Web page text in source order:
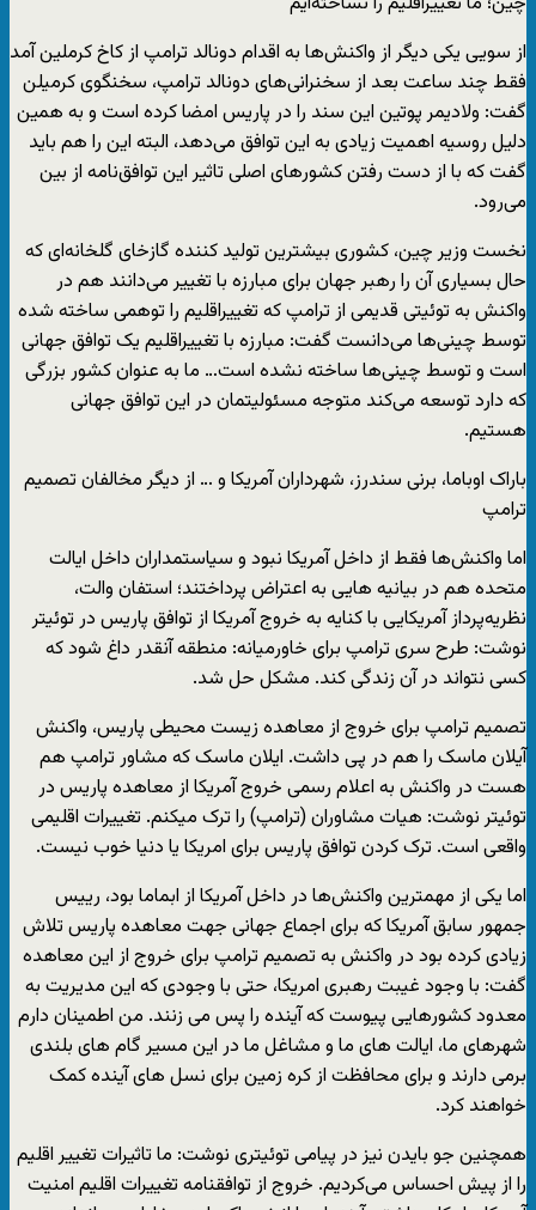
از سویی یکی دیگر از واکنش‌ها به اقدام دونالد ترامپ از کاخ کرملین آمد
فقط چند ساعت بعد از سخنرانی‌های دونالد ترامپ، سخنگوی کرمیلن
گفت: ولادیمر پوتین این سند را در پاریس امضا کرده است و به همین
دلیل روسیه اهمیت زیادی به این توافق می‌دهد، البته این را هم باید
گفت که با از دست رفتن کشورهای اصلی تاثیر این توافق‌نامه از بین
می‌رود.
نخست وزیر چین، کشوری بیشترین تولید کننده گازخای گلخانه‌ای که
حال بسیاری آن را رهبر جهان برای مبارزه با تغییر می‌دانند هم در
واکنش به توئیتی قدیمی از ترامپ که تغییراقلیم را توهمی ساخته شده
توسط چینی‌ها می‌دانست گفت: مبارزه با تغییراقلیم یک توافق جهانی
است و توسط چینی‌ها ساخته نشده است… ما به عنوان کشور بزرگی
که دارد توسعه می‌کند متوجه مسئولیتمان در این توافق جهانی
هستیم.
باراک اوباما، برنی سندرز، شهرداران آمریکا و … از دیگر مخالفان تصمیم
ترامپ
اما واکنش‌ها فقط از داخل آمریکا نبود و سیاستمداران داخل ایالت
متحده هم در بیانیه هایی به اعتراض پرداختند؛ استفان والت،
نظریه‌پرداز آمریکایی با کنایه به خروج آمریکا از توافق پاریس در توئیتر
نوشت: طرح سری ترامپ برای خاورمیانه: منطقه آنقدر داغ شود که
کسی نتواند در آن زندگی کند. مشکل حل شد.
تصمیم ترامپ برای خروج از معاهده زیست محیطی پاریس، واکنش
آیلان ماسک را هم در پی داشت. ایلان ماسک که مشاور ترامپ هم
هست در واکنش به اعلام رسمی خروج آمریکا از معاهده پاریس در
توئیتر نوشت: هیات مشاوران (ترامپ) را ترک میکنم. تغییرات اقلیمی
واقعی است. ترک کردن توافق پاریس برای امریکا یا دنیا خوب نیست.
اما یکی از مهمترین واکنش‌ها در داخل آمریکا از ابماما بود، رییس
جمهور سابق آمریکا که برای اجماع جهانی جهت معاهده پاریس تلاش
زیادی کرده بود در واکنش به تصمیم ترامپ برای خروج از این معاهده
گفت: با وجود غیبت رهبری امریکا، حتی با وجودی که این مدیریت به
معدود کشورهایی پیوست که آینده را پس می زنند. من اطمینان دارم
شهرهای ما، ایالت های ما و مشاغل ما در این مسیر گام های بلندی
برمی دارند و برای محافظت از کره زمین برای نسل های آینده کمک
خواهند کرد.
همچنین جو بایدن نیز در پیامی توئیتری نوشت: ما تاثیرات تغییر اقلیم
را از پیش احساس می‌کردیم. خروج از توافقنامه تغییرات اقلیم امنیت